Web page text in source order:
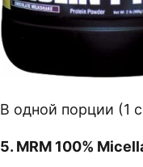
В одной порции (1
5. MRM 100%